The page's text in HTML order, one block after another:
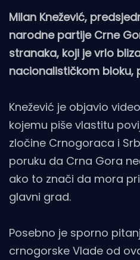
Milan Knežević,
narodne partije Crne
stranaka, koji je vrlo
nacionalističkom bloku,
Knežević je objavio
kojemu piše vlastitu
zločine Crnogoraca i
poruku da Crna Gora
ako to znači da mora
glavni grad.
Posebno je sporno
crnogorske Vlade od